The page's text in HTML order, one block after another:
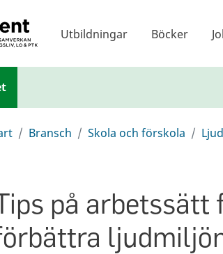
Utbildningar Böcker
Bransch Skola och förskola
på arbetssätt